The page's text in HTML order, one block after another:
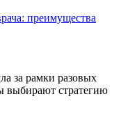
преимущества
за рамки разовых
выбирают стратегию